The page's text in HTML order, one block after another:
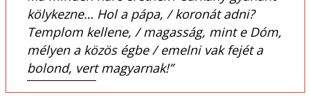
kölykezne… Hol a pápa, / koronát adni?
Templom kellene, / magasság, mint e Dóm,
mélyen a közös égbe / emelni vak fejét a
bolond, vert magyarnak!”